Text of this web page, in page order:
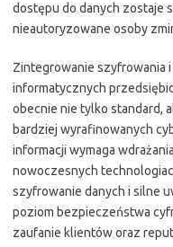
dostępu do danych zostaje
nieautoryzowane osoby
Zintegrowanie szyfrowania
informatycznych
obecnie nie tylko standard,
bardziej wyrafinowanych
informacji wymaga
nowoczesnych
szyfrowanie danych i silne
poziom bezpieczeństwa
zaufanie klientów oraz